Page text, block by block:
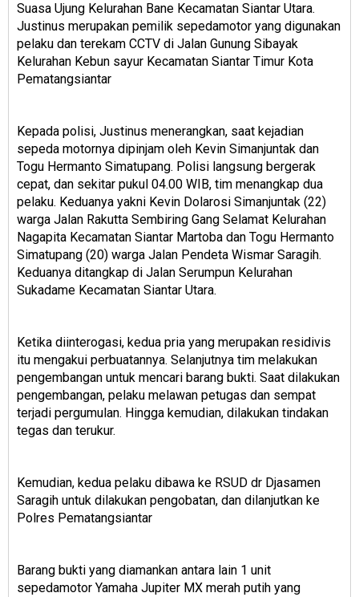
Suasa Ujung Kelurahan Bane Kecamatan Siantar Utara.
Justinus merupakan pemilik sepedamotor yang digunakan
pelaku dan terekam CCTV di Jalan Gunung Sibayak
Kelurahan Kebun sayur Kecamatan Siantar Timur Kota
Pematangsiantar
Kepada polisi, Justinus menerangkan, saat kejadian
sepeda motornya dipinjam oleh Kevin Simanjuntak dan
Togu Hermanto Simatupang. Polisi langsung bergerak
cepat, dan sekitar pukul 04.00 WIB, tim menangkap dua
pelaku. Keduanya yakni Kevin Dolarosi Simanjuntak (22)
warga Jalan Rakutta Sembiring Gang Selamat Kelurahan
Nagapita Kecamatan Siantar Martoba dan Togu Hermanto
Simatupang (20) warga Jalan Pendeta Wismar Saragih.
Keduanya ditangkap di Jalan Serumpun Kelurahan
Sukadame Kecamatan Siantar Utara.
Ketika diinterogasi, kedua pria yang merupakan residivis
itu mengakui perbuatannya. Selanjutnya tim melakukan
pengembangan untuk mencari barang bukti. Saat dilakukan
pengembangan, pelaku melawan petugas dan sempat
terjadi pergumulan. Hingga kemudian, dilakukan tindakan
tegas dan terukur.
Kemudian, kedua pelaku dibawa ke RSUD dr Djasamen
Saragih untuk dilakukan pengobatan, dan dilanjutkan ke
Polres Pematangsiantar
Barang bukti yang diamankan antara lain 1 unit
sepedamotor Yamaha Jupiter MX merah putih yang